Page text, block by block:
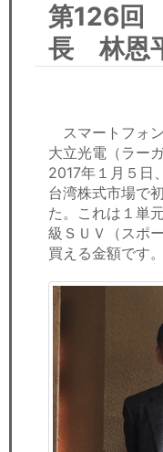
コンサルティング
リサーチ
経済ニュース
労務顧問
ＩＴ
飲食店情報
第126回
長 林恩
スマートフォ
大立光電（ラー
2017年１月５日
台湾株式市場で
た。これは１単
級ＳＵＶ（スポ
買える金額です。